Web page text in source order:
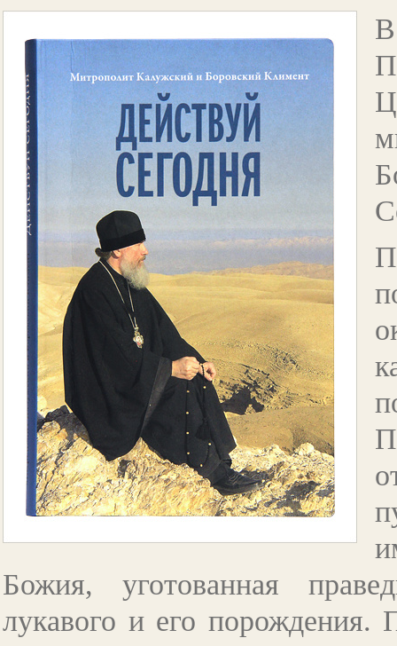
Божия, уготованная
лукавого и его